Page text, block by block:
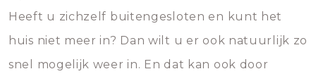
Heeft u zichzelf buitengesloten en kunt het
huis niet meer in? Dan wilt u er ook natuurlijk zo
snel mogelijk weer in. En dat kan ook door